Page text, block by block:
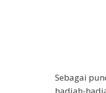
Sebagai